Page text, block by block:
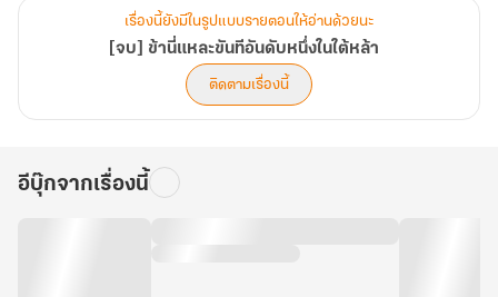
เรื่องนี้ยังมีในรูปแบบรายตอนให้อ่านด้วยนะ
[จบ] ข้านี่แหละขันทีอันดับหนึ่งในใต้หล้า
ติดตามเรื่องนี้
อีบุ๊กจากเรื่องนี้